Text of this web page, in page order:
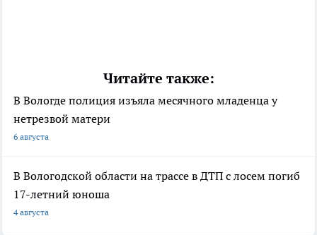
Читайте также:
В Вологде полиция изъяла месячного младенца у
нетрезвой матери
6 августа
В Вологодской области на трассе в ДТП с лосем погиб
17-летний юноша
4 августа